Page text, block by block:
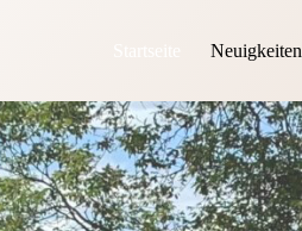
Neuigkeiten